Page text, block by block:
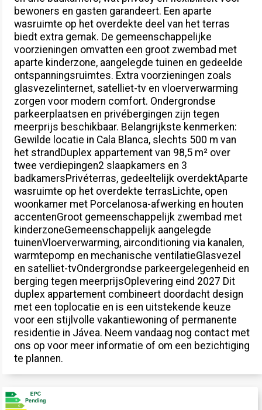
bewoners en gasten garandeert. Een aparte
wasruimte op het overdekte deel van het terras
biedt extra gemak. De gemeenschappelijke
voorzieningen omvatten een groot zwembad met
aparte kinderzone, aangelegde tuinen en gedeelde
ontspanningsruimtes. Extra voorzieningen zoals
glasvezelinternet, satelliet-tv en vloerverwarming
zorgen voor modern comfort. Ondergrondse
parkeerplaatsen en privébergingen zijn tegen
meerprijs beschikbaar. Belangrijkste kenmerken:
Gewilde locatie in Cala Blanca, slechts 500 m van
het strandDuplex appartement van 98,5 m² over
twee verdiepingen2 slaapkamers en 3
badkamersPrivéterras, gedeeltelijk overdektAparte
wasruimte op het overdekte terrasLichte, open
woonkamer met Porcelanosa-afwerking en houten
accentenGroot gemeenschappelijk zwembad met
kinderzoneGemeenschappelijk aangelegde
tuinenVloerverwarming, airconditioning via kanalen,
warmtepomp en mechanische ventilatieGlasvezel
en satelliet-tvOndergrondse parkeergelegenheid en
berging tegen meerprijsOplevering eind 2027 Dit
duplex appartement combineert doordacht design
met een toplocatie en is een uitstekende keuze
voor een stijlvolle vakantiewoning of permanente
residentie in Jávea. Neem vandaag nog contact met
ons op voor meer informatie of om een bezichtiging
te plannen.